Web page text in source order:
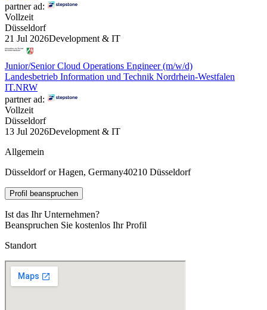
partner ad:
Vollzeit
Düsseldorf
21 Jul 2026Development & IT
Junior/Senior Cloud Operations Engineer (m/w/d)
Landesbetrieb Information und Technik Nordrhein-Westfalen
IT.NRW
partner ad:
Vollzeit
Düsseldorf
13 Jul 2026Development & IT
Allgemein
Düsseldorf or Hagen, Germany40210 Düsseldorf
Profil beanspruchen
Ist das Ihr Unternehmen?
Beanspruchen Sie kostenlos Ihr Profil
Standort